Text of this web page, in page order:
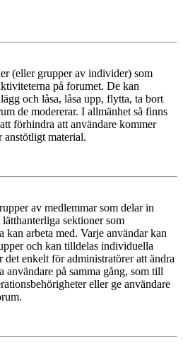
(eller grupper av individer) som
på forumet. De kan
och låsa, låsa upp, flytta, ta bort
de modererar. I allmänhet så finns
förhindra att användare kommer
anstötligt material.
av medlemmar som delar in
sektioner som
kan arbeta med. Varje användar kan
och kan tilldelas individuella
det enkelt för administratörer att ändra
användare på samma gång, som till
eller ge användare